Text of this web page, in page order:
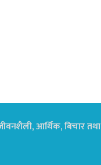
आर्थिक, बिचार तथा